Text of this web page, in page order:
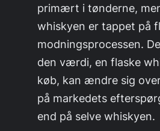
primært i tønderne,
whiskyen er tappet på
modningsprocessen.
den værdi, en flaske
køb, kan ændre sig
på markedets
end på selve whiskyen.